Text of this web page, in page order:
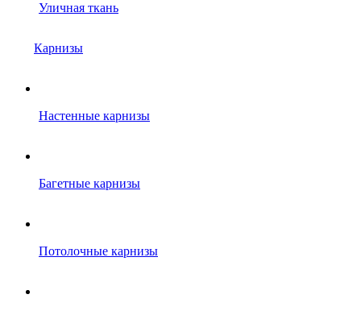
Уличная ткань
Карнизы
Настенные карнизы
Багетные карнизы
Потолочные карнизы